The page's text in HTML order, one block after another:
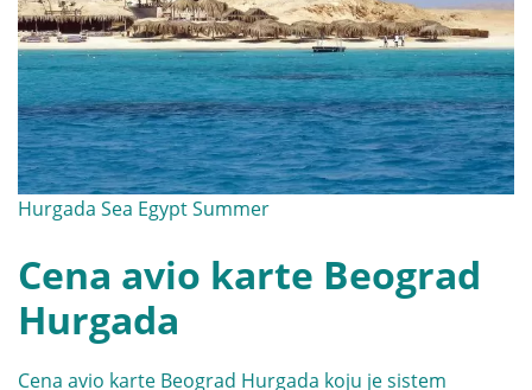
Hurgada Sea Egypt Summer
Cena avio karte Beograd
Hurgada
Cena avio karte Beograd Hurgada koju je sistem